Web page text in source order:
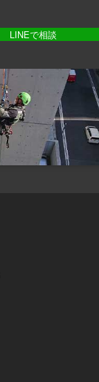
LINEで相談